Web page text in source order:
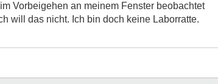
Vorbeigehen an meinem Fenster beobachtet
will das nicht. Ich bin doch keine Laborratte.